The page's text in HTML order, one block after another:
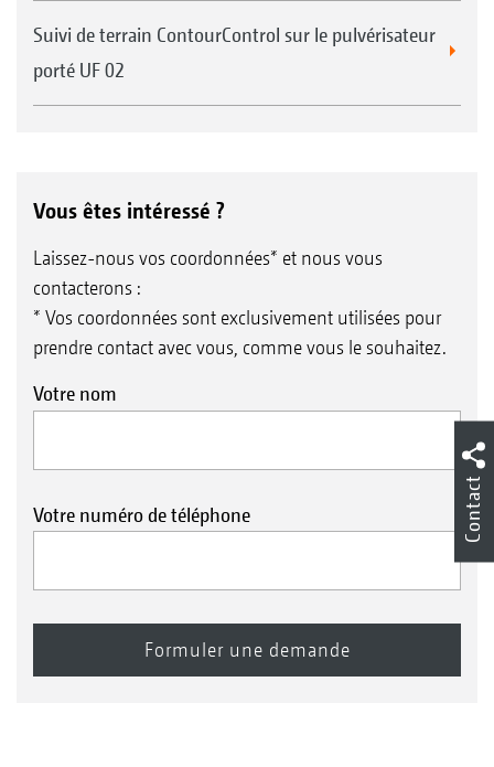
Suivi de terrain ContourControl sur le pulvérisateur
porté UF 02
Vous êtes intéressé ?
Laissez-nous vos coordonnées* et nous vous
contacterons :
* Vos coordonnées sont exclusivement utilisées pour
prendre contact avec vous, comme vous le souhaitez.
Votre nom
Votre numéro de téléphone Contact